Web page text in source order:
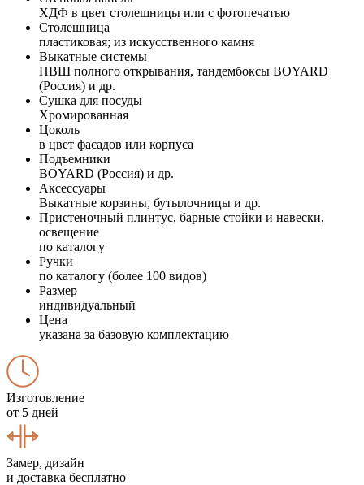
ХДФ в цвет столешницы или с фотопечатью
Столешница
пластиковая; из искусственного камня
Выкатные системы
ПВШ полного открывания, тандембоксы BOYARD
(Россия) и др.
Сушка для посуды
Хромированная
Цоколь
в цвет фасадов или корпуса
Подъемники
BOYARD (Россия) и др.
Аксессуары
Выкатные корзины, бутылочницы и др.
Пристеночный плинтус, барные стойки и навески,
освещение
по каталогу
Ручки
по каталогу (более 100 видов)
Размер
индивидуальный
Цена
указана за базовую комплектацию
Изготовление
от 5 дней
Замер, дизайн
и доставка бесплатно